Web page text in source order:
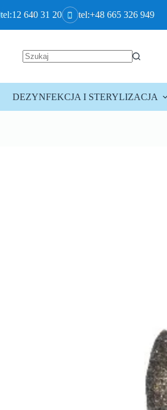
tel:12 640 31 20 tel:+48 665 326 949
DEZYNFEKCJA I STERYLIZACJA